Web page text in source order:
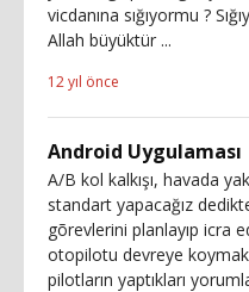
vicdanına sığıyormu ?
Allah büyüktür ...
12 yıl önce
Android Uygulaması
A/B kol kalkışı, havada
standart yapacağız
gõrevlerini planlayıp icra
otopilotu devreye
pilotların yaptıkları